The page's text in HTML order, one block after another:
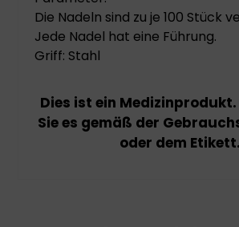
Die Nadeln sind zu je 100 Stück
Jede Nadel hat eine Führung.
Griff: Stahl
Dies ist ein
Sie es gemäß der
oder dem Etikett.